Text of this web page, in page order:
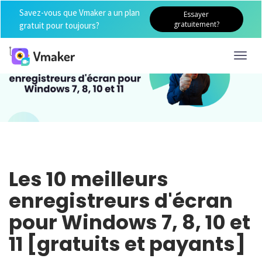
Savez-vous que Vmaker a un plan
gratuit pour toujours?
Essayer
gratuitement?
Les 10 meilleurs
enregistreurs d'écran
pour Windows 7, 8, 10 et
11 [gratuits et payants]